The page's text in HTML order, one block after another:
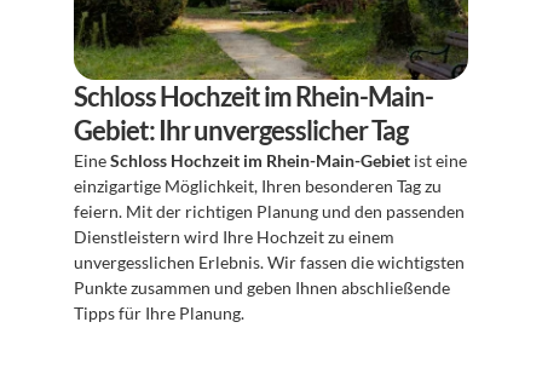
Schloss Hochzeit im Rhein-Main-
Gebiet: Ihr unvergesslicher Tag
Eine Schloss Hochzeit im Rhein-Main-Gebiet ist eine
einzigartige Möglichkeit, Ihren besonderen Tag zu
feiern. Mit der richtigen Planung und den passenden
Dienstleistern wird Ihre Hochzeit zu einem
unvergesslichen Erlebnis. Wir fassen die wichtigsten
Punkte zusammen und geben Ihnen abschließende
Tipps für Ihre Planung.